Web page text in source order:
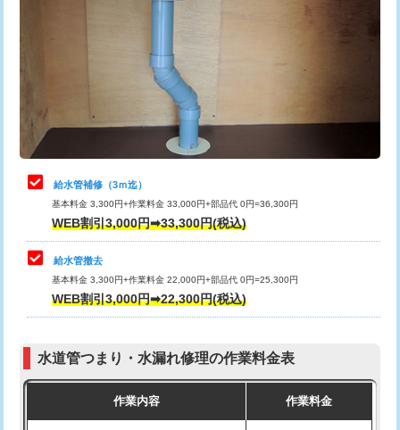
管・ポリ管・HT管使用/3ｍ超え)
排水管工事（土の掘削・埋め戻し作
11,000円~
排水管工事（排水管工事/3ｍまで） 55,000円
排水管工事（追加 排水管工事/3ｍ超
マス交換（土の掘削・埋め戻し作業）
マス交換（深さ50㎝未満）
マス交換（深さ50㎝以上）
コンクリート斫り（厚さ10㎝まで）
モルタル補修（厚さ10㎝超え） 38,500円
33,000円
8,800円
止水・漏水調査・防水処理・清掃・修
理・調整・分解・加工など（軽作業）
11,000円
止水・漏水調査・防水処理・清掃・修
理・調整・分解・加工など（中作業）
止水・漏水調査・防水処理・清掃・修
理・調整・分解・加工など（重作業）
33,000円
その他部品の脱着
交換・取付（タンク）
式）)
式・ワンホール）)
給水管補修（3ｍ迄）
基本料金 3,300円+作業料金 33,000円+部品代 0円=36,300円
WEB割引3,000円➡33,300円(税込)
給水管撤去
基本料金 3,300円+作業料金 22,000円+部品代 0円=25,300円
WEB割引3,000円➡22,300円(税込)
水道管つまり・水漏れ修理の作業料金表
作業内容 作業料金